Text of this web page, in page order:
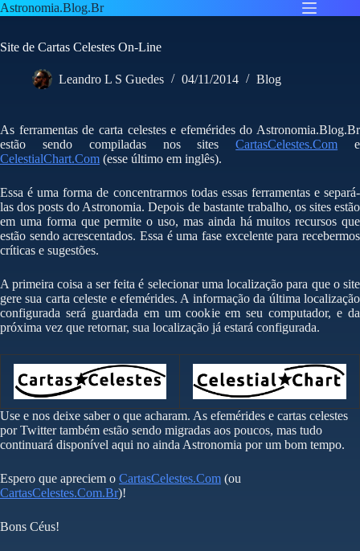
Pular
para
conteúdo
Astronomia.Blog.Br
Site de Cartas Celestes On-Line
Leandro L S Guedes 04/11/2014 Blog
As ferramentas de carta celestes e efemérides do Astronomia.Blog.Br
estão sendo compiladas nos sitesCartasCelestes.Com e
CelestialChart.Com (esse último em inglês).
Essa é uma forma de concentrarmos todas essas ferramentas e separá-
las dos posts do Astronomia. Depois de bastante trabalho, os sites estão
em uma forma que permite o uso, mas ainda há muitos recursos que
estão sendo acrescentados. Essa é uma fase excelente para recebermos
críticas e sugestões.
A primeira coisa a ser feita é selecionar uma localização para que o site
gere sua carta celeste e efemérides. A informação da última localização
configurada será guardada em um cookie em seu computador, e da
próxima vez que retornar, sua localização já estará configurada.
Use e nos deixe saber o que acharam. As efemérides e cartas celestes
por Twitter também estão sendo migradas aos poucos, mas tudo
continuará disponível aqui no ainda Astronomia por um bom tempo.
Espero que apreciem o CartasCelestes.Com (ou
CartasCelestes.Com.Br)!
Bons Céus!